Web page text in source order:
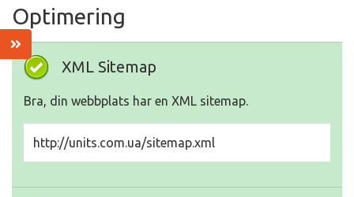
Optimering
XML Sitemap
Bra, din webbplats har en XML sitemap.
http://units.com.ua/sitemap.xml